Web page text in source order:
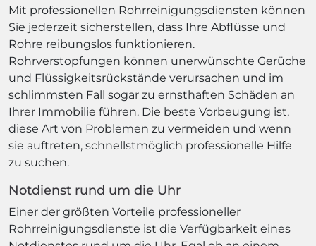
Mit professionellen Rohrreinigungsdiensten können
Sie jederzeit sicherstellen, dass Ihre Abflüsse und
Rohre reibungslos funktionieren.
Rohrverstopfungen können unerwünschte Gerüche
und Flüssigkeitsrückstände verursachen und im
schlimmsten Fall sogar zu ernsthaften Schäden an
Ihrer Immobilie führen. Die beste Vorbeugung ist,
diese Art von Problemen zu vermeiden und wenn
sie auftreten, schnellstmöglich professionelle Hilfe
zu suchen.
Notdienst rund um die Uhr
Einer der größten Vorteile professioneller
Rohrreinigungsdienste ist die Verfügbarkeit eines